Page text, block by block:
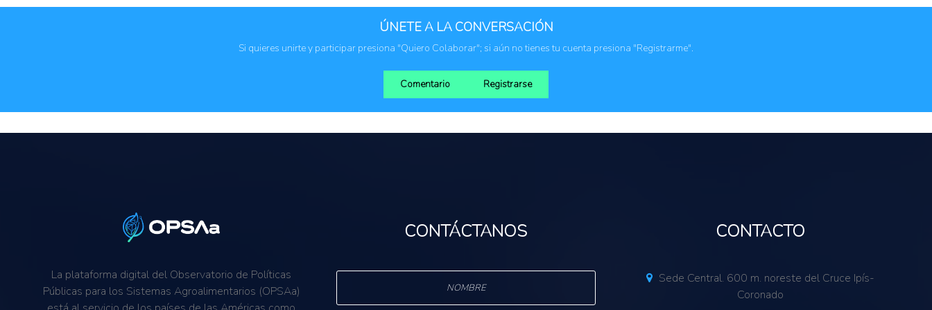
Mitigación de riesgos
Seguridad alimentaria y nutricional
Comunidades indígenas
Comunidades rurales
Organización de productores (cooperativas, etc)
ÚNETE A LA CONVERSACIÓN
Si quieres unirte y participar presiona "Quiero Colaborar"; si aún no tienes tu cuenta presiona "Registrarme".
Comentario Registrarse
La plataforma digital del Observatorio de Políticas
Públicas para los Sistemas Agroalimentarios (OPSAa)
CONTÁCTANOS CONTACTO
Sede Central. 600 m. noreste del Cruce Ipís-
Coronado